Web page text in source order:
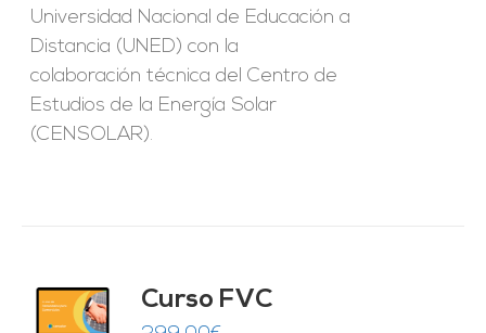
Universidad Nacional de Educación a
Distancia (UNED) con la
colaboración técnica del Centro de
Estudios de la Energía Solar
(CENSOLAR).
Curso FVC